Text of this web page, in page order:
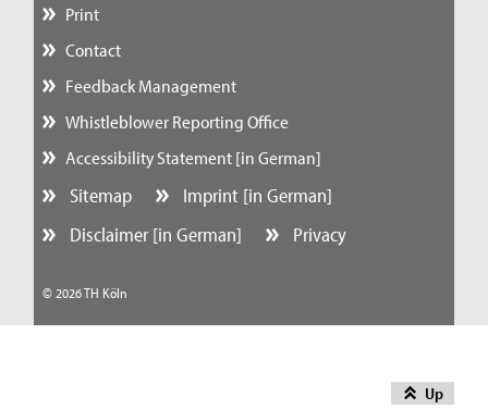
Up
Print
Contact
Feedback Management
Whistleblower Reporting Office
Accessibility Statement [in German]
Sitemap
Imprint [in German]
Disclaimer [in German]
Privacy
© 2026 TH Köln